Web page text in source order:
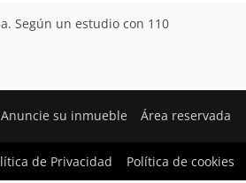
Según un estudio con 110
Anuncie su inmueble Área reservada
de Privacidad Política de cookies